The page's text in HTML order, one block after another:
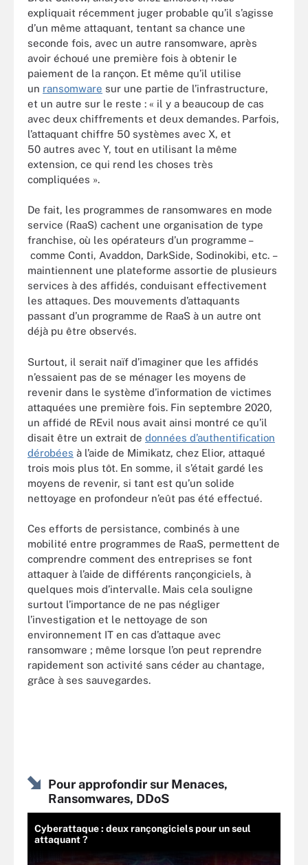
expliquait récemment juger probable qu’il s’agisse
d’un même attaquant, tentant sa chance une
seconde fois, avec un autre ransomware, après
avoir échoué une première fois à obtenir le
paiement de la rançon. Et même qu’il utilise
un ransomware sur une partie de l’infrastructure,
et un autre sur le reste : « il y a beaucoup de cas
avec deux chiffrements et deux demandes. Parfois,
l’attaquant chiffre 50 systèmes avec X, et
50 autres avec Y, tout en utilisant la même
extension, ce qui rend les choses très
compliquées ».
De fait, les programmes de ransomwares en mode
service (RaaS) cachent une organisation de type
franchise, où les opérateurs d’un programme –
comme Conti, Avaddon, DarkSide, Sodinokibi, etc. –
maintiennent une plateforme assortie de plusieurs
services à des affidés, conduisant effectivement
les attaques. Des mouvements d’attaquants
passant d’un programme de RaaS à un autre ont
déjà pu être observés.
Surtout, il serait naïf d’imaginer que les affidés
n’essaient pas de se ménager les moyens de
revenir dans le système d’information de victimes
attaquées une première fois. Fin septembre 2020,
un affidé de REvil nous avait ainsi montré ce qu’il
disait être un extrait de données d’authentification
dérobées à l’aide de Mimikatz, chez Elior, attaqué
trois mois plus tôt. En somme, il s’était gardé les
moyens de revenir, si tant est qu’un solide
nettoyage en profondeur n’eût pas été effectué.
Ces efforts de persistance, combinés à une
mobilité entre programmes de RaaS, permettent de
comprendre comment des entreprises se font
attaquer à l’aide de différents rançongiciels, à
quelques mois d’intervalle. Mais cela souligne
surtout l’importance de ne pas négliger
l’investigation et le nettoyage de son
environnement IT en cas d’attaque avec
ransomware ; même lorsque l’on peut reprendre
rapidement son activité sans céder au chantage,
grâce à ses sauvegardes.
Pour approfondir sur Menaces,
Ransomwares, DDoS
Cyberattaque : deux rançongiciels pour un seul
attaquant ?